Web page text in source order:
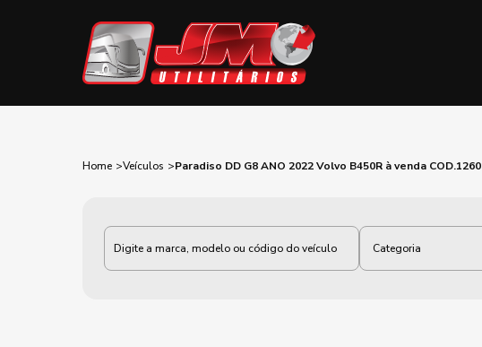
Home Veículos Paradiso DD G8 ANO 2022 Volvo B450R à venda COD.1260
Categoria